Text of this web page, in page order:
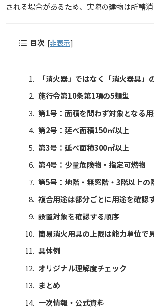
される場合があるため、実際の建物は所轄
目次 [非表示]
「消火器」ではなく「消火器具」
施行令第10条第1項の5類型
第1号：面積を問わず対象となる
第2号：延べ面積150㎡以上
第3号：延べ面積300㎡以上
第4号：少量危険物・指定可燃物
第5号：地階・無窓階・3階以上の
複合用途は部分ごとに用途を確認
設置対象を確認する順序
簡易消火用具の上限は能力単位で
具体例
オリジナル理解度チェック
まとめ
一次情報・公式資料